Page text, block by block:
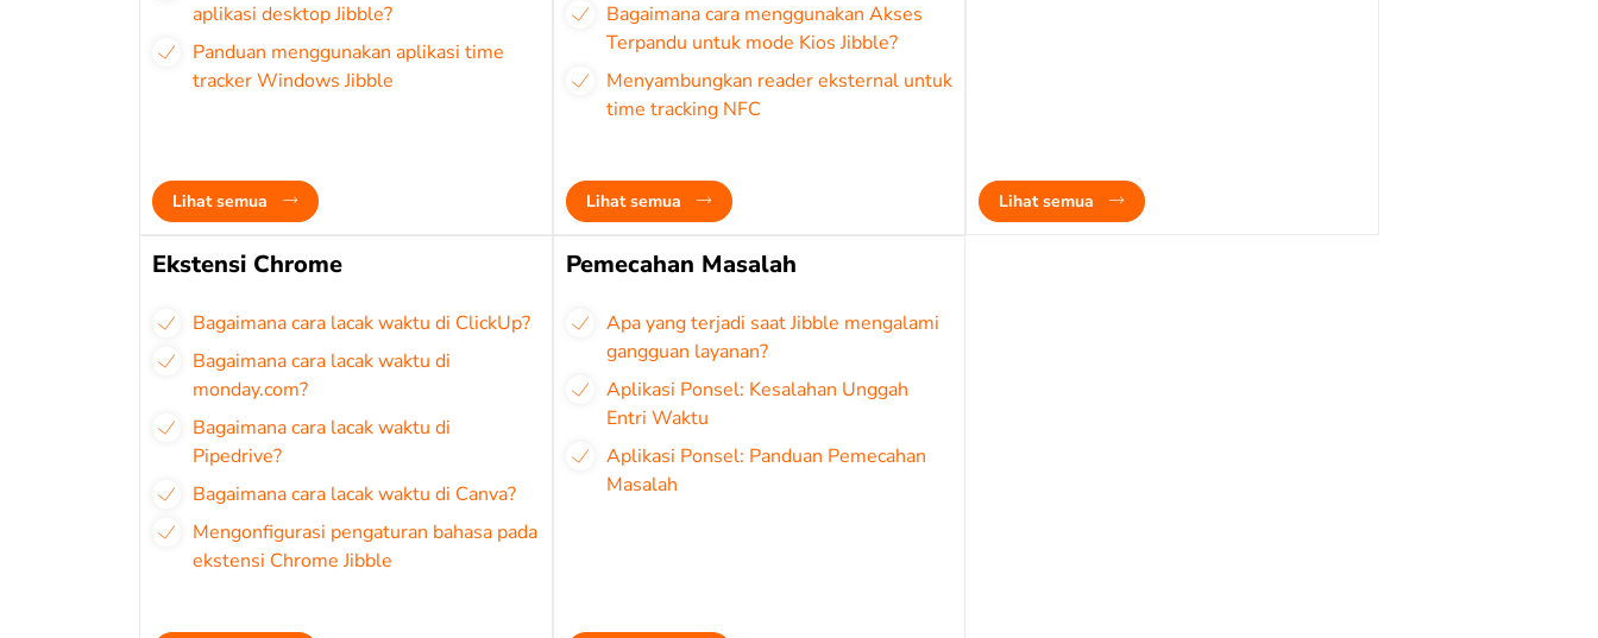
aplikasi desktop Jibble?
Panduan menggunakan aplikasi time
tracker Windows Jibble
Lihat semua
Bagaimana cara menggunakan Akses
Terpandu untuk mode Kios Jibble?
Menyambungkan reader eksternal untuk
time tracking NFC
Lihat semua Lihat semua
Ekstensi Chrome
Bagaimana cara lacak waktu di ClickUp?
Bagaimana cara lacak waktu di
monday.com?
Bagaimana cara lacak waktu di
Pipedrive?
Bagaimana cara lacak waktu di Canva?
Mengonfigurasi pengaturan bahasa pada
ekstensi Chrome Jibble
Pemecahan Masalah
Apa yang terjadi saat Jibble mengalami
gangguan layanan?
Aplikasi Ponsel: Kesalahan Unggah
Entri Waktu
Aplikasi Ponsel: Panduan Pemecahan
Masalah